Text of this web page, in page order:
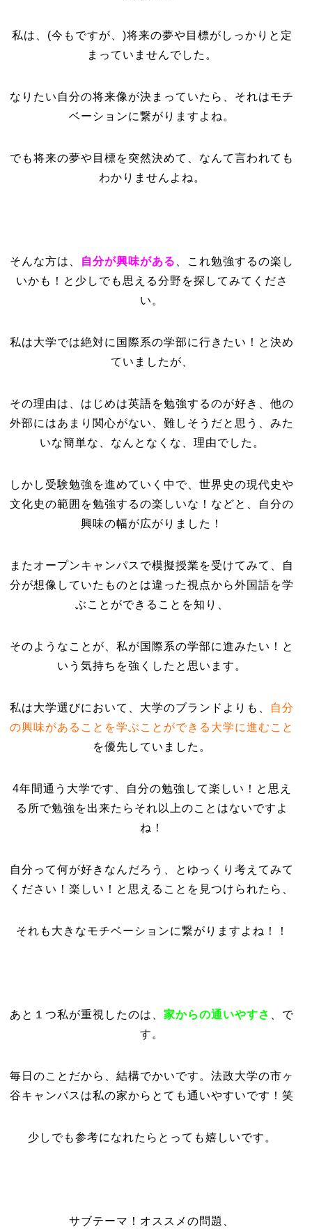
私は、(今もですが、)将来の夢や目標がしっかりと定
まっていませんでした。
なりたい自分の将来像が決まっていたら、それはモチ
ベーションに繋がりますよね。
でも将来の夢や目標を突然決めて、なんて言われても
わかりませんよね。
そんな方は、 自分が興味がある
、これ勉強するの楽し
いかも！と少しでも思える分野を探してみてくださ
い。
私は大学では絶対に国際系の学部に行きたい！と決め
ていましたが、
その理由は、はじめは英語を勉強するのが好き、他の
外部にはあまり関心がない、難しそうだと思う、みた
いな簡単な、なんとなくな、理由でした。
しかし受験勉強を進めていく中で、世界史の現代史や
文化史の範囲を勉強するの楽しいな！などと、自分の
興味の幅が広がりました！
またオープンキャンパスで模擬授業を受けてみて、自
分が想像していたものとは違った視点から外国語を学
ぶことができることを知り、
そのようなことが、私が国際系の学部に進みたい！と
いう気持ちを強くしたと思います。
私は大学選びにおいて、大学のブランドよりも、 自分
の興味があることを学ぶことができる大学に進むこと
を優先していました。
4年間通う大学です、自分の勉強して楽しい！と思え
る所で勉強を出来たらそれ以上のことはないですよ
ね！
自分って何が好きなんだろう、とゆっくり考えてみて
ください！楽しい！と思えることを見つけられたら、
それも大きなモチベーションに繋がりますよね！！
あと１つ私が重視したのは、家からの通いやすさ
、で
す。
毎日のことだから、結構でかいです。法政大学の市ヶ
谷キャンパスは私の家からとても通いやすいです！笑
少しでも参考になれたらとっても嬉しいです。
サブテーマ！オススメの問題、